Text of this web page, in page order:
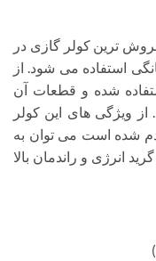
ترین کولر گازی در
استفاده می شود. از
شده و قطعات آن
ویژگی های این کولر
شده است می توان به
انرژی و راندمان بالا